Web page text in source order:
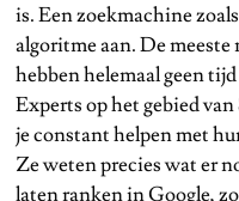
is. Een zoekmachine
algoritme aan. De meeste
hebben helemaal geen
Experts op het gebied
je constant helpen met
Ze weten precies wat er
laten ranken in Google,